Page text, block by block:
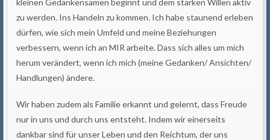
kleinen Gedankensamen beginnt und dem starken Willen aktiv
zu werden. Ins Handeln zu kommen. Ich habe staunend erleben
dürfen, wie sich mein Umfeld und meine Beziehungen
verbessern, wenn ich an MIR arbeite. Dass sich alles um mich
herum verändert, wenn ich mich (meine Gedanken/ Ansichten/
Handlungen) ändere.
Wir haben zudem als Familie erkannt und gelernt, dass Freude
nur in uns und durch uns entsteht. Indem wir einerseits
dankbar sind für unser Leben und den Reichtum, der uns